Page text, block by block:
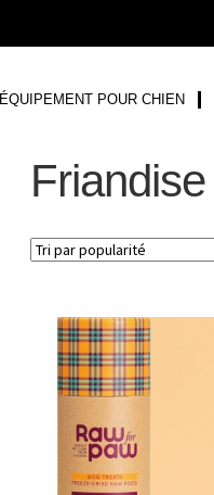
ÉQUIPEMENT POUR CHIEN
Friandise